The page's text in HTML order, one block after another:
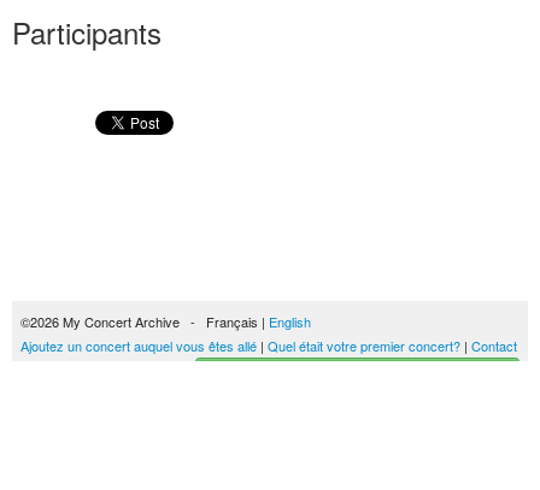
Participants
©2026 My Concert Archive - Français | English
Ajoutez un concert auquel vous êtes allé | Quel était votre premier concert? | Contact